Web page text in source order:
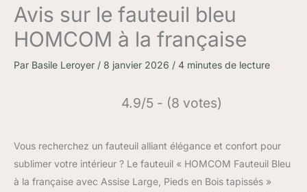
Avis sur le fauteuil bleu
HOMCOM à la française
Par Basile Leroyer / 8 janvier 2026 / 4 minutes de lecture
4.9/5 - (8 votes)
Vous recherchez un fauteuil alliant élégance et confort pour
sublimer votre intérieur ? Le fauteuil « HOMCOM Fauteuil Bleu
à la française avec Assise Large, Pieds en Bois tapissés »